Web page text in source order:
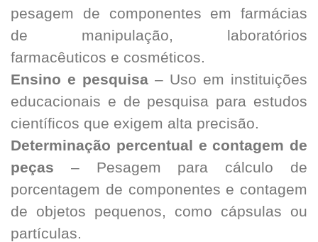
pesagem de componentes em farmácias
de manipulação, laboratórios
farmacêuticos e cosméticos.
Ensino e pesquisa – Uso em instituições
educacionais e de pesquisa para estudos
científicos que exigem alta precisão.
Determinação percentual e contagem de
peças – Pesagem para cálculo de
porcentagem de componentes e contagem
de objetos pequenos, como cápsulas ou
partículas.